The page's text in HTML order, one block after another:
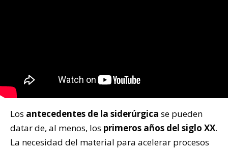
Los antecedentes de la siderúrgica se pueden
datar de, al menos, los primeros años del siglo XX.
La necesidad del material para acelerar procesos